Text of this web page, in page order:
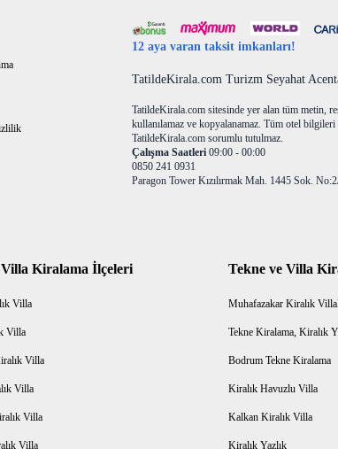
12 aya varan taksit imkanları!
TatildeKirala.com Turizm Seyahat
TatildeKirala.com sitesinde yer alan tüm metin,
kullanılamaz ve kopyalanamaz. Tüm otel
TatildeKirala.com sorumlu tutulmaz.
Çalışma Saatleri 09:00 - 00:00
0850 241 0931
Paragon Tower Kızılırmak Mah. 1445 Sok.
Kiralama İlçeleri
Villa
Villa
Villa
Villa
Villa
Villa
Tekne ve Villa
Muhafazakar Kiralık
Tekne Kiralama, Kiralık
Bodrum Tekne Kiralama
Kiralık Havuzlu Villa
Kalkan Kiralık Villa
Kiralık Yazlık